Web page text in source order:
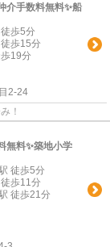
介手数料無料✨️船
徒歩5分
徒歩15分
歩19分
2-24
！
無料✨️築地小学
徒歩5分
徒歩11分
徒歩21分